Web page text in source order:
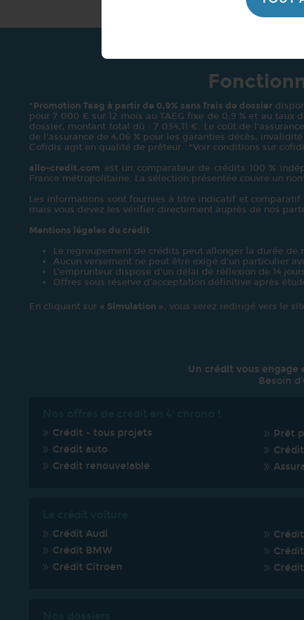
* Promotion Taeg à partir de 0,9% sans frais de dossier
pour 7 000 € sur 12 mois au TAEG fixe de 0,9 % et au taux
dossier, montant total dû : 7 034,11 €. Le coût de
de l'assurance de 4,06 % pour les garanties décès,
Cofidis agit en qualité de prêteur. *Voir conditions sur
allo-credit.com est un comparateur de crédits 100 %
France métropolitaine. La sélection présentée couvre un
Les informations sont fournies à titre indicatif et
mais vous devez les vérifier directement auprès de nos
Mentions légales du crédit
Le regroupement de crédits peut allonger la durée de
Aucun versement ne peut être exigé d’un particulier
L’emprunteur dispose d’un délai de réflexion de 14
Offres sous réserve d’acceptation définitive après
En cliquant sur « Simulation », vous serez redirigé vers le
Un crédit vous
Besoin
Crédit - tous projets
Crédit auto
Crédit renouvelable
Prêt
Crédit Audi
Crédit BMW
Crédit Citroen